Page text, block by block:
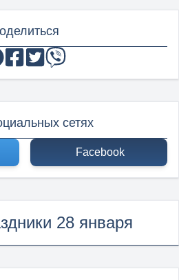
сетях
Facebook
28 января